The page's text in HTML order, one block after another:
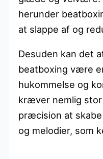
herunder
at slappe af og
Desuden kan det
beatboxing være
hukommelse og
kræver nemlig
præcision at
og melodier, som